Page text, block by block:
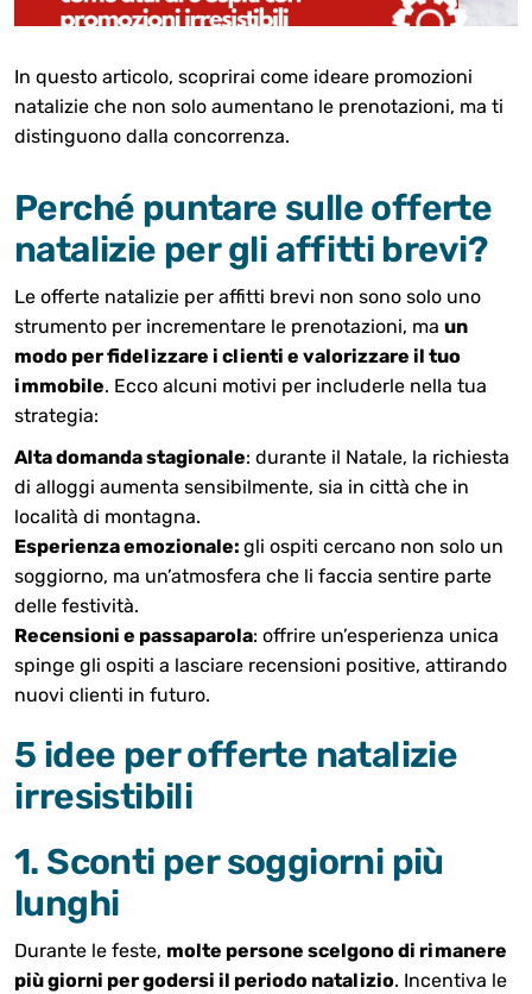
In questo articolo, scoprirai come ideare promozioni
natalizie che non solo aumentano le prenotazioni, ma ti
distinguono dalla concorrenza.
Perché puntare sulle offerte
natalizie per gli affitti brevi?
Le offerte natalizie per affitti brevi non sono solo uno
strumento per incrementare le prenotazioni, ma un
modo per fidelizzare i clienti e valorizzare il tuo
immobile. Ecco alcuni motivi per includerle nella tua
strategia:
Alta domanda stagionale: durante il Natale, la richiesta
di alloggi aumenta sensibilmente, sia in città che in
località di montagna.
Esperienza emozionale: gli ospiti cercano non solo un
soggiorno, ma un’atmosfera che li faccia sentire parte
delle festività.
Recensioni e passaparola: offrire un’esperienza unica
spinge gli ospiti a lasciare recensioni positive, attirando
nuovi clienti in futuro.
5 idee per offerte natalizie
irresistibili
1. Sconti per soggiorni più
lunghi
Durante le feste, molte persone scelgono di rimanere
più giorni per godersi il periodo natalizio. Incentiva le